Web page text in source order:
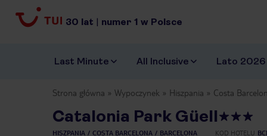
30 lat | numer 1 w Polsce
Last Minute All Inclusive Lato 2026
Strona główna Wypoczynek Hiszpania Costa
Catalonia Park Güell
HISZPANIA COSTA BARCELONA BARCELONA KOD HOTELU